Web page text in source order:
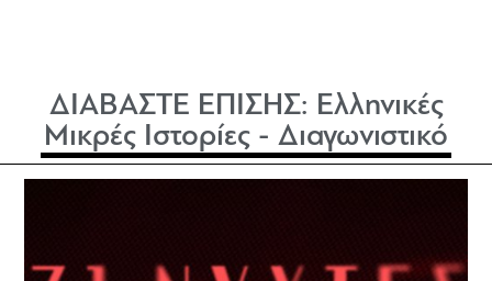
ΔΙΑΒΑΣΤΕ ΕΠΙΣΗΣ: Ελληνικές
Μικρές Ιστορίες - Διαγωνιστικό